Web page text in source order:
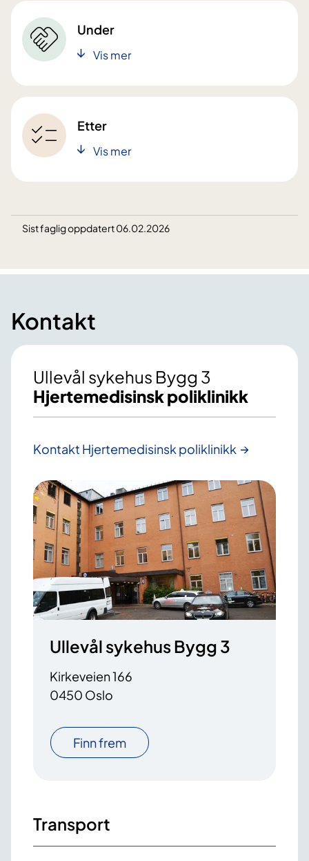
Under
Vis mer
Etter
Vis mer
Sist faglig oppdatert 06.02.2026
Kontakt
Ullevål sykehus Bygg 3
Hjertemedisinsk poliklinikk
Kontakt Hjertemedisinsk poliklinikk
Ullevål sykehus Bygg 3
Kirkeveien 166
0450 Oslo
Finn frem
Transport